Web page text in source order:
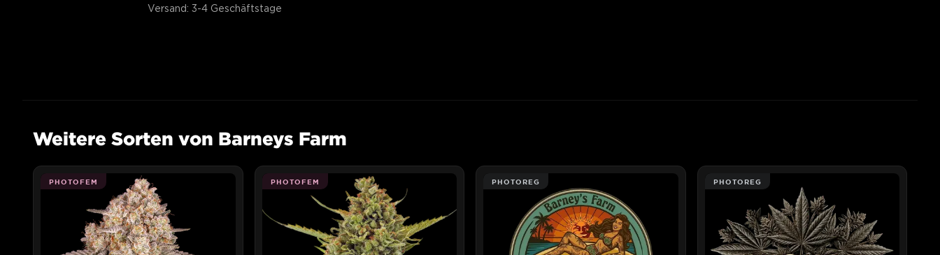
Versand: 3-4 Geschäftstage
Weitere Sorten von Barneys Farm
PHOTOFEM PHOTOFEM PHOTOREG PHOTOREG